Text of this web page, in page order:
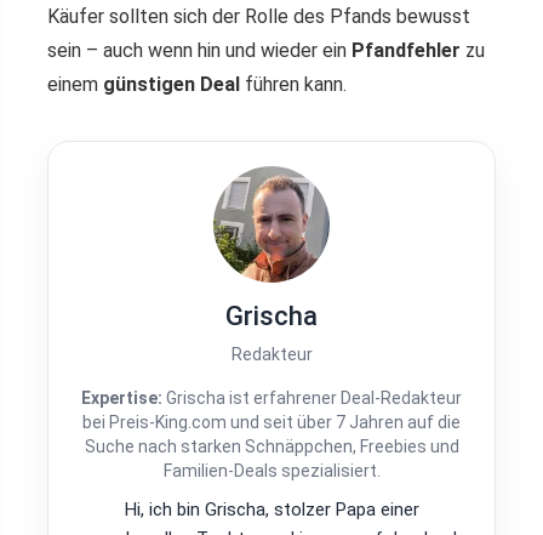
Käufer sollten sich der Rolle des Pfands bewusst
sein – auch wenn hin und wieder ein Pfandfehler zu
einem günstigen Deal führen kann.
Grischa
Redakteur
Expertise: Grischa ist erfahrener Deal-Redakteur
bei Preis-King.com und seit über 7 Jahren auf die
Suche nach starken Schnäppchen, Freebies und
Familien-Deals spezialisiert.
Hi, ich bin Grischa, stolzer Papa einer